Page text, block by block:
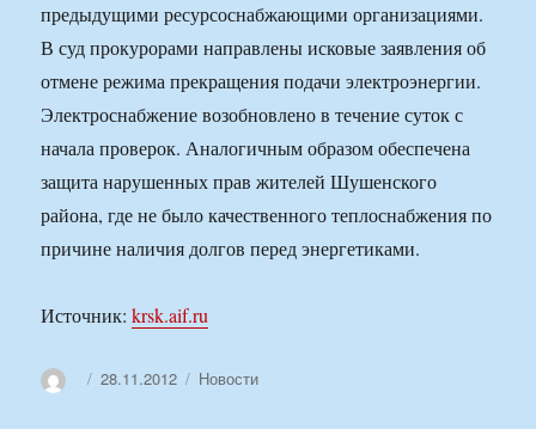
предыдущими ресурсоснабжающими организациями.
В суд прокурорами направлены исковые заявления об
отмене режима прекращения подачи электроэнергии.
Электроснабжение возобновлено в течение суток с
начала проверок. Аналогичным образом обеспечена
защита нарушенных прав жителей Шушенского
района, где не было качественного теплоснабжения по
причине наличия долгов перед энергетиками.
Источник:krsk.aif.ru
АвторОпубликовано
28.11.2012 Рубрики
Новости